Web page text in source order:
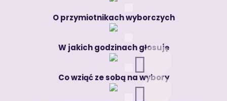
O przymiotnikach wyborczych
W jakich godzinach głosuję
Co wziąć ze sobą na wybory